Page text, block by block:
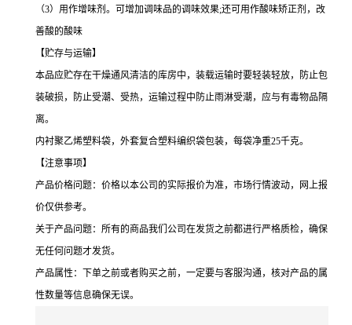
（3）用作增味剂。可增加调味品的调味效果;还可用作酸味矫正剂，改
善酸的酸味
【贮存与运输】
本品应贮存在干燥通风清洁的库房中，装载运输时要轻装轻放，防止包
装破损，防止受潮、受热，运输过程中防止雨淋受潮，应与有毒物品隔
离。
内衬聚乙烯塑料袋，外套复合塑料编织袋包装，每袋净重25千克。
【注意事项】
产品价格问题：价格以本公司的实际报价为准，市场行情波动，网上报
价仅供参考。
关于产品问题：所有的商品我们公司在发货之前都进行严格质检，确保
无任何问题才发货。
产品属性：下单之前或者购买之前，一定要与客服沟通，核对产品的属
性数量等信息确保无误。